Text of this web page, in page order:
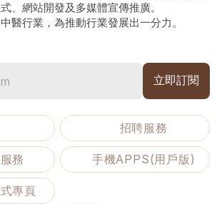
、網站開發及多媒體宣傳推廣。
醫行業，為推動行業發展出一分力。
招聘服務
務 手機APPS(用戶版)
專頁